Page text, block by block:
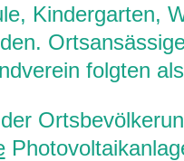
Kindergarten,
folgten